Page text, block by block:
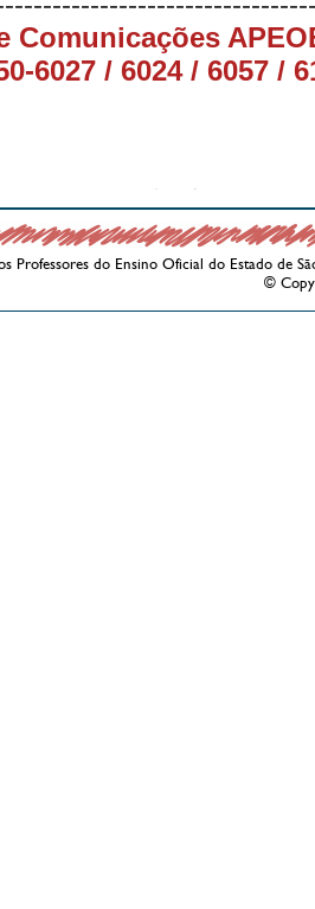
Comunicações
6027 / 6024 / 6057 /
Professores do Ensino Oficial do Estado de
©